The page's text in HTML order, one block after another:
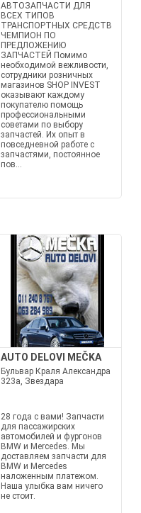
АВТОЗАПЧАСТИ ДЛЯ
ВСЕХ ТИПОВ
ТРАНСПОРТНЫХ СРЕДСТВ
ЧЕМПИОН ПО
ПРЕДЛОЖЕНИЮ
ЗАПЧАСТЕЙ Помимо
необходимой вежливости,
сотрудники розничных
магазинов SHOP INVEST
оказывают каждому
покупателю помощь
профессиональными
советами по выбору
запчастей. Их опыт в
повседневной работе с
запчастями, постоянное
пов...
AUTO DELOVI MEČKA
Бульвар Краля Александра
323а, Звездара
28 года с вами! Запчасти
для пассажирских
автомобилей и фургонов
BMW и Mercedes. Мы
доставляем запчасти для
BMW и Mercedes
наложенным платежом.
Наша улыбка вам ничего
не стоит.